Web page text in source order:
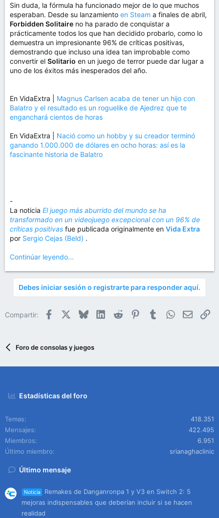
Sin duda, la fórmula ha funcionado mejor de lo que muchos
esperaban. Desde su lanzamiento en Steam a finales de abril,
Forbidden Solitaire no ha parado de conquistar a
prácticamente todos los que han decidido probarlo, como lo
demuestra un impresionante 96% de críticas positivas,
demostrando que incluso una idea tan improbable como
convertir el Solitario en un juego de terror puede dar lugar a
uno de los éxitos más inesperados del año.
En VidaExtra | Magnus Carlsen acaba de tener un hijo con
Balatro y el resultado es un roguelike de Ajedrez que te
enganchará cientos de horas
En VidaExtra | Nació como un hobby y su creador terminó
ganando 1.000.000 de dólares en ocho horas: así es la
fascinante historia de Balatro
-
La noticia El juego más aburrido del mundo se ha
transformado en un videojuego excepcional con un 96% de
críticas positivas fue publicada originalmente en Vida Extra
por Sergio Cejas (Beld) .
Continúar leyendo...
Debes iniciar sesión o registrarte para responder aquí.
Compartir: Facebook BlueskyLinkedIn
Reddit PinterestTumblrWhatsApp
Email
Foro de consolas y juegos
Estadísticas del foro
Temas
418.351
Mensajes
422.495
Miembros
6.951
Último miembro
srianaghaclinic
Último mensaje
Noticia
Remakes de Danganronpa 1 y V3 en Switch 2: 5
mejoras indispensables que deberían incluir si se hacen
realidad